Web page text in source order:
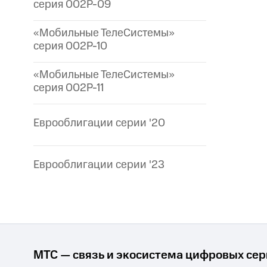
серия 002P-09
«Мобильные ТелеСистемы»
серия 002P-10
«Мобильные ТелеСистемы»
серия 002P-11
Еврооблигации серии '20
Еврооблигации серии '23
МТС — связь и экосистема цифровых